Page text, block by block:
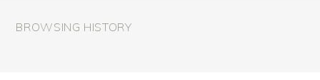
BROWSING HISTORY